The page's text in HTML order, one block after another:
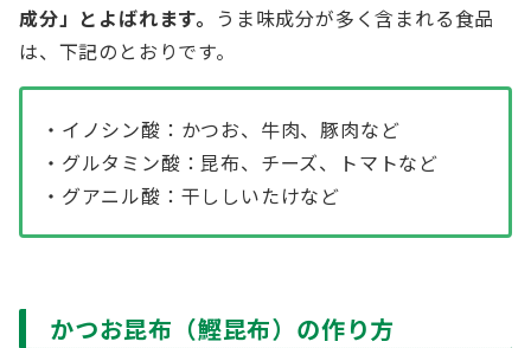
成分」とよばれます。 うま味成分が多く含まれる食品
は、下記のとおりです。
・イノシン酸：かつお、牛肉、豚肉など
・グルタミン酸：昆布、チーズ、トマトなど
・グアニル酸：干ししいたけなど
かつお昆布（鰹昆布）の作り方